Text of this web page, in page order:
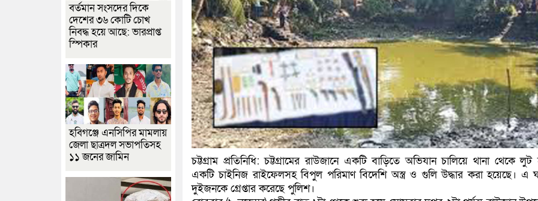
চট্টগ্রাম প্রতিনিধি: চট্টগ্রামের রাউজানে একটি বাড়িতে অভিযান চালিয়ে থানা থেকে
একটি চাইনিজ রাইফেলসহ বিপুল পরিমাণ বিদেশি অস্ত্র ও গুলি উদ্ধার করা হয়েছে। এ
দুইজনকে গ্রেপ্তার করেছে পুলিশ।
বর্তমান সংসদের দিকে
দেশের ৩৬ কোটি চোখ
নিবদ্ধ হয়ে আছে: ভারপ্রাপ্ত
স্পিকার
হবিগঞ্জে এনসিপির মামলায়
জেলা ছাত্রদল সভাপতিসহ
১১ জনের জামিন